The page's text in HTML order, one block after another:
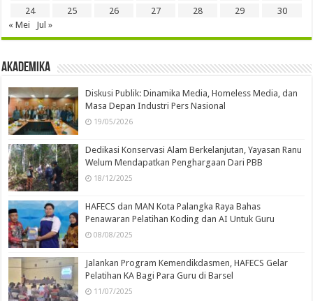
24
25 26 27 28 29
30
« Mei
Jul »
Akademika
Diskusi Publik: Dinamika Media, Homeless Media, dan
Masa Depan Industri Pers Nasional
19/05/2026
Dedikasi Konservasi Alam Berkelanjutan, Yayasan Ranu
Welum Mendapatkan Penghargaan Dari PBB
18/12/2025
HAFECS dan MAN Kota Palangka Raya Bahas
Penawaran Pelatihan Koding dan AI Untuk Guru
08/08/2025
Jalankan Program Kemendikdasmen, HAFECS Gelar
Pelatihan KA Bagi Para Guru di Barsel
11/07/2025